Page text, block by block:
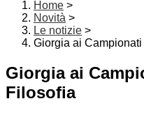
Home >
Novità >
Le notizie >
Giorgia ai
Giorgia ai
Filosofia